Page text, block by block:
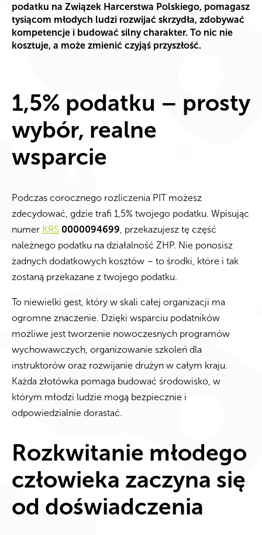
podatku na Związek Harcerstwa Polskiego, pomagasz
tysiącom młodych ludzi rozwijać skrzydła, zdobywać
kompetencje i budować silny charakter. To nic nie
kosztuje, a może zmienić czyjąś przyszłość.
1,5% podatku – prosty
wybór, realne
wsparcie
Podczas corocznego rozliczenia PIT możesz
zdecydować, gdzie trafi 1,5% twojego podatku. Wpisując
numer KRS 0000094699, przekazujesz tę część
należnego podatku na działalność ZHP. Nie ponosisz
żadnych dodatkowych kosztów – to środki, które i tak
zostaną przekazane z twojego podatku.
To niewielki gest, który w skali całej organizacji ma
ogromne znaczenie. Dzięki wsparciu podatników
możliwe jest tworzenie nowoczesnych programów
wychowawczych, organizowanie szkoleń dla
instruktorów oraz rozwijanie drużyn w całym kraju.
Każda złotówka pomaga budować środowisko, w
którym młodzi ludzie mogą bezpiecznie i
odpowiedzialnie dorastać.
Rozkwitanie młodego
człowieka zaczyna się
od doświadczenia